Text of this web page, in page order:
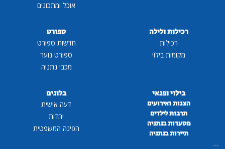
אוכל ומתכונים
רכילות ולילה
רכילות
מקומות בילוי
ספורט
חדשות ספורט
ספורט נוער
מכבי נתניה
בילוי ופנאי
הצגות ואירועים
תרבות לילדים
מסעדות בנתניה
תיירות בנתניה
...
בלוגים
דעה אישית
יהדות
הפינה המשפטית